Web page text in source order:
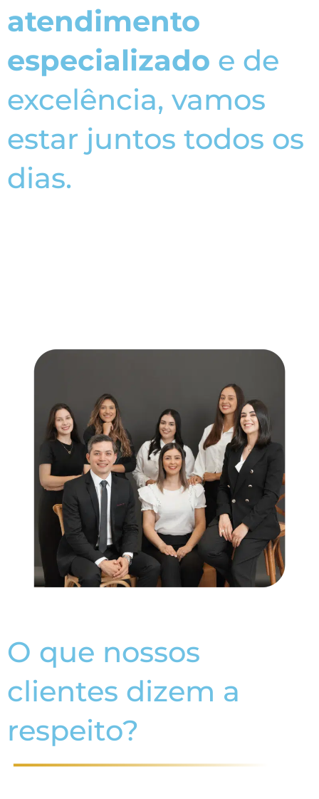
atendimento
especializado e de
excelência, vamos
estar juntos todos os
dias.
O que nossos
respeito?